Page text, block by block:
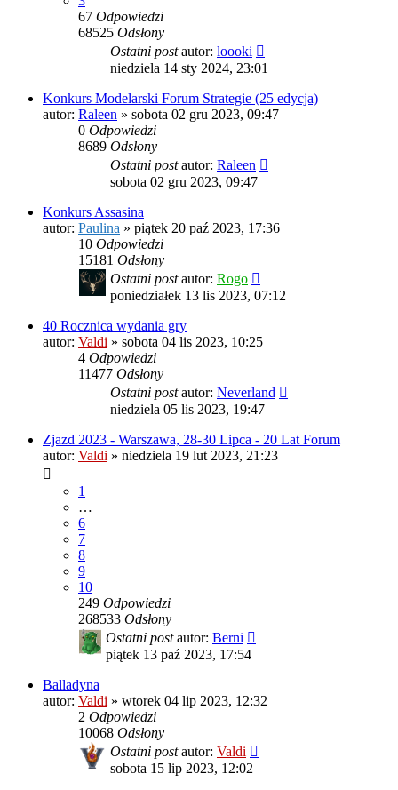
67 Odpowiedzi
68525 Odsłony
Ostatni postautor: loooki
niedziela 14 sty 2024, 23:01
Konkurs Modelarski Forum Strategie (25 edycja)
autor: Raleen » sobota 02 gru 2023, 09:47
0 Odpowiedzi
8689 Odsłony
Ostatni postautor: Raleen
sobota 02 gru 2023, 09:47
Konkurs Assasina
autor: Paulina » piątek 20 paź 2023, 17:36
10 Odpowiedzi
15181 Odsłony
Ostatni postautor: Rogo
poniedziałek 13 lis 2023, 07:12
40 Rocznica wydania gry
autor: Valdi » sobota 04 lis 2023, 10:25
4 Odpowiedzi
11477 Odsłony
Ostatni postautor: Neverland
niedziela 05 lis 2023, 19:47
Zjazd 2023 - Warszawa, 28-30 Lipca - 20 Lat Forum
autor: Valdi » niedziela 19 lut 2023, 21:23
1
…
6
7
8
9
10
249 Odpowiedzi
268533 Odsłony
Ostatni postautor: Berni
piątek 13 paź 2023, 17:54
Balladyna
autor: Valdi » wtorek 04 lip 2023, 12:32
2 Odpowiedzi
10068 Odsłony
Ostatni postautor: Valdi
sobota 15 lip 2023, 12:02